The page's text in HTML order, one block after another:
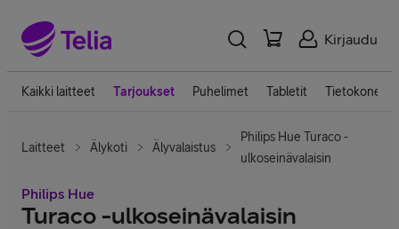
Kirjaudu
Kaikki laitteet Tarjoukset Puhelimet Tabletit Tietokoneet
Laitteet Älykoti Älyvalaistus
Philips Hue Turaco -
ulkoseinävalaisin
Philips Hue
Turaco -ulkoseinävalaisin